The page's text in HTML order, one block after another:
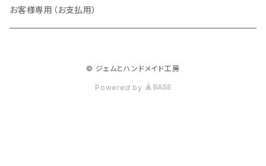
グランディエディエライト
オーバル
ラウンド
ピアス
リング
お客様専用（お支払用）
© ジェムとハンドメイド工房
Powered by